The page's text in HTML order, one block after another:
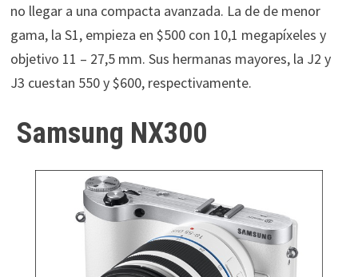
no llegar a una compacta avanzada. La de de menor
gama, la S1, empieza en $500 con 10,1 megapíxeles y
objetivo 11 – 27,5 mm. Sus hermanas mayores, la J2 y
J3 cuestan 550 y $600, respectivamente.
Samsung NX300